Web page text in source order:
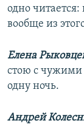
одно
вообще из
Елена
стою с
одну ночь.
Андрей